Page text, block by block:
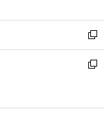
開
く
ウ
で
開
く
ン
ド
ウ
で
ウ
ィ
ン
ド
開
新
し
い
ン
新
ウ